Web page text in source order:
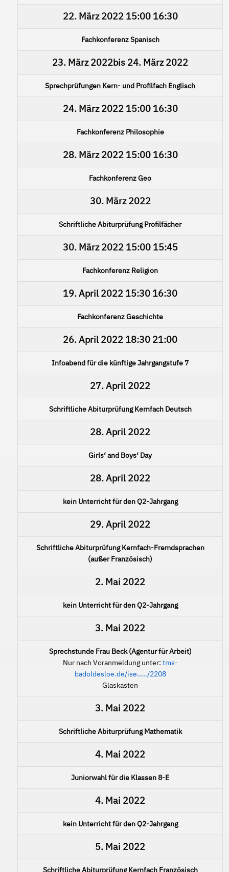
22. März 202215:00 16:30
Fachkonferenz Spanisch
23. März 2022bis 24. März 2022
Sprechprüfungen Kern- und Profilfach Englisch
24. März 202215:00 16:30
Fachkonferenz Philosophie
28. März 202215:00 16:30
Fachkonferenz Geo
30. März 2022
Schriftliche Abiturprüfung Profilfächer
30. März 202215:00 15:45
Fachkonferenz Religion
19. April 2022 15:30 16:30
Fachkonferenz Geschichte
26. April 2022 18:30 21:00
Infoabend für die künftige Jahrgangstufe 7
27. April 2022
Schriftliche Abiturprüfung Kernfach Deutsch
28. April 2022
Girls‘ and Boys‘ Day
28. April 2022
kein Unterricht für den Q2-Jahrgang
29. April 2022
Schriftliche Abiturprüfung Kernfach-Fremdsprachen
(außer Französisch)
2. Mai 2022
kein Unterricht für den Q2-Jahrgang
3. Mai 2022
Sprechstunde Frau Beck (Agentur für Arbeit)
Nur nach Voranmeldung unter: tms-
badoldesloe.de/ise...../2208
Glaskasten
3. Mai 2022
Schriftliche Abiturprüfung Mathematik
4. Mai 2022
Juniorwahl für die Klassen 8-E
4. Mai 2022
kein Unterricht für den Q2-Jahrgang
5. Mai 2022
Schriftliche Abiturprüfung Kernfach Französisch